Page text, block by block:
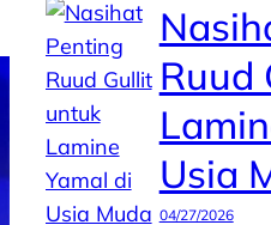
Ruud
Usia
04/27/2026